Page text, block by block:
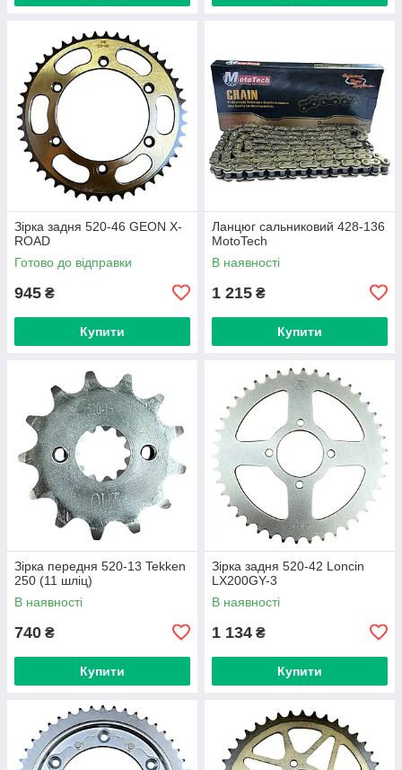
Зірка задня 520-46 GEON X-
ROAD
Готово до відправки
945 ₴
Купити
Ланцюг сальниковий 428-136
MotoTech
В наявності
1 215 ₴
Купити
Зірка передня 520-13 Tekken
250 (11 шліц)
В наявності
740 ₴
Купити
Зірка задня 520-42 Loncin
LX200GY-3
В наявності
1 134 ₴
Купити